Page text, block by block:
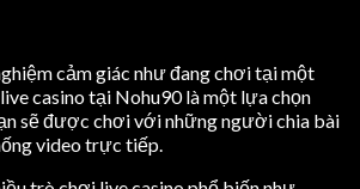
cảm giác như đang chơi tại một
casino tại Nohu90 là một lựa chọn
sẽ được chơi với những người chia bài
video trực tiếp.